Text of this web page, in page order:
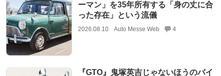
ーマン」を35年所有する「身の丈に合
った存在」という流儀
2026.08.10 Auto Messe Web 4
『GTO』鬼塚英吉じゃないほうのバイ